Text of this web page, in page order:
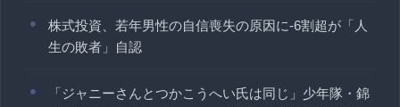
株式投資、若年男性の自信喪失の原因に-6割超が「人
生の敗者」自認
「ジャニーさんとつかこうへい氏は同じ」少年隊・錦